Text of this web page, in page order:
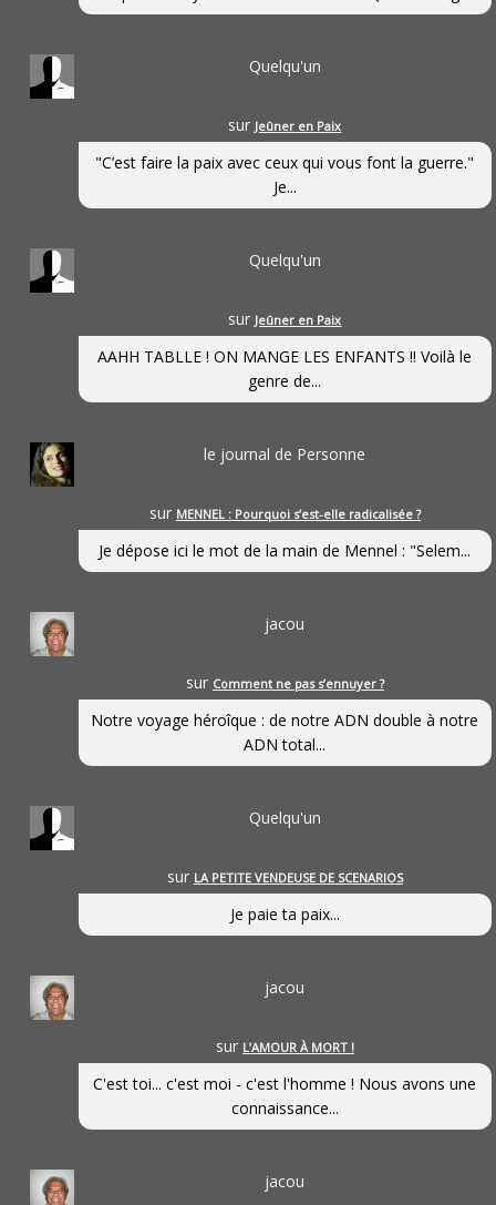
Quelqu'un
sur Jeûner en Paix
"C’est faire la paix avec ceux qui vous font la guerre."
Je...
Quelqu'un
sur Jeûner en Paix
AAHH TABLLE ! ON MANGE LES ENFANTS !! Voilà le
genre de...
le journal de Personne
sur MENNEL : Pourquoi s’est-elle radicalisée ?
Je dépose ici le mot de la main de Mennel : "Selem...
jacou
sur Comment ne pas s’ennuyer ?
Notre voyage héroîque : de notre ADN double à notre
ADN total...
Quelqu'un
sur LA PETITE VENDEUSE DE SCENARIOS
Je paie ta paix...
jacou
sur L’AMOUR À MORT !
C'est toi... c'est moi - c'est l'homme ! Nous avons une
connaissance...
jacou